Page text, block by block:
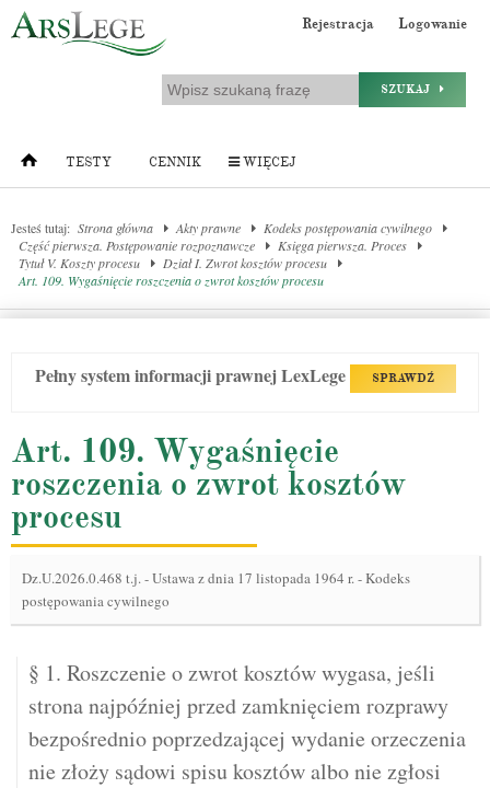
Rejestracja Logowanie
SZUKAJ
TESTY CENNIK WIĘCEJ
Jesteś tutaj: Strona główna Akty prawne
Kodeks postępowania cywilnego
Część pierwsza. Postępowanie rozpoznawcze
Księga pierwsza. Proces
Tytuł V. Koszty procesu
Dział I. Zwrot kosztów procesu
Art. 109. Wygaśnięcie roszczenia o zwrot kosztów procesu
Pełny system informacji prawnej LexLege SPRAWDŹ
Art. 109. Wygaśnięcie
roszczenia o zwrot kosztów
procesu
Dz.U.2026.0.468 t.j.-Ustawa z dnia 17 listopada 1964 r. - Kodeks
postępowania cywilnego
§ 1. Roszczenie o zwrot kosztów wygasa, jeśli
strona najpóźniej przed zamknięciem rozprawy
bezpośrednio poprzedzającej wydanie orzeczenia
nie złoży sądowi spisu kosztów albo nie zgłosi